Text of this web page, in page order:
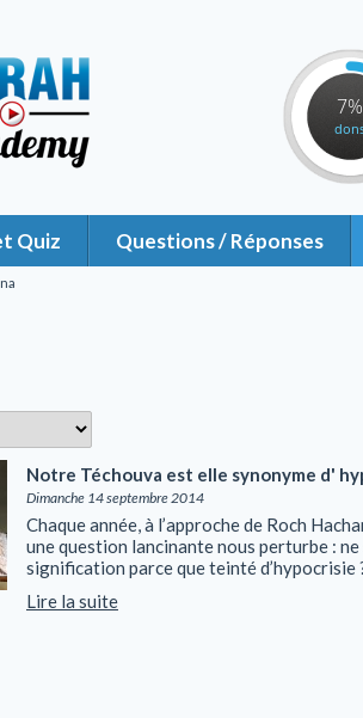
7%
Quiz Questions / Réponses
Notre Téchouva est elle synonyme d'
Dimanche 14 septembre 2014
Chaque année, à l’approche de Roch
une question lancinante nous perturbe :
signification parce que teinté
Lire la suite